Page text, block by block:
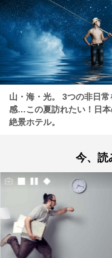
山・海・光。 3つの非日常
感…この夏訪れたい！日
絶景ホテル。
今、読